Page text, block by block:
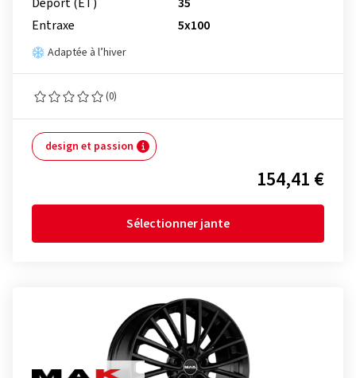
Entraxe
5x100
Adaptée à l’hiver
(0)
design et passion
154,41 €
Sélectionner jante